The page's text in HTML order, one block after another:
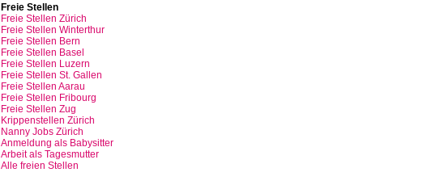
Freie Stellen
Freie Stellen Zürich
Freie Stellen Winterthur
Freie Stellen Bern
Freie Stellen Basel
Freie Stellen Luzern
Freie Stellen St. Gallen
Freie Stellen Aarau
Freie Stellen Fribourg
Freie Stellen Zug
Krippenstellen Zürich
Nanny Jobs Zürich
Anmeldung alsBabysitter
Arbeit als Tagesmutter
Alle freien Stellen